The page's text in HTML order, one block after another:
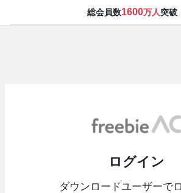
総会員数1600万人突破
ログイン
ダウンロードユーザーで